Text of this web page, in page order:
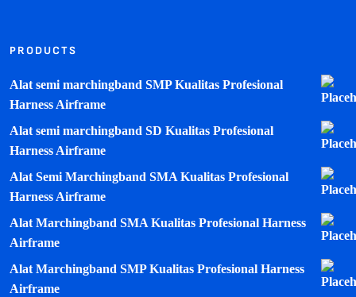
PRODUCTS
Alat semi marchingband SMP Kualitas Profesional
Harness Airframe
Alat semi marchingband SD Kualitas Profesional
Harness Airframe
Alat Semi Marchingband SMA Kualitas Profesional
Harness Airframe
Alat Marchingband SMA Kualitas Profesional Harness
Airframe
Alat Marchingband SMP Kualitas Profesional Harness
Airframe